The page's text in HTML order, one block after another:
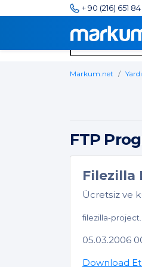
+ 90 (216) 651
Markum.net
FTP
Filezilla
Ücretsiz ve
filezilla-
05.03.2006
Download